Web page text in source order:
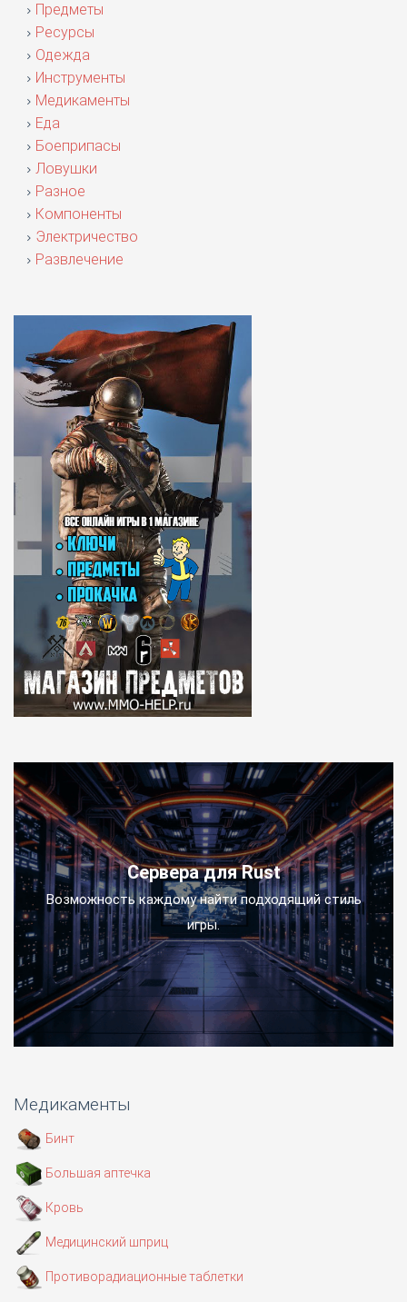
Предметы
Ресурсы
Одежда
Инструменты
Медикаменты
Еда
Боеприпасы
Ловушки
Разное
Компоненты
Электричество
Развлечение
Сервера для Rust
Возможность каждому найти подходящий стиль
игры.
Медикаменты
Бинт
Большая аптечка
Кровь
Медицинский шприц
Противорадиационные таблетки